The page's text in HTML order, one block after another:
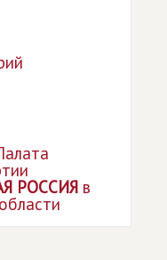
РОССИЯ в